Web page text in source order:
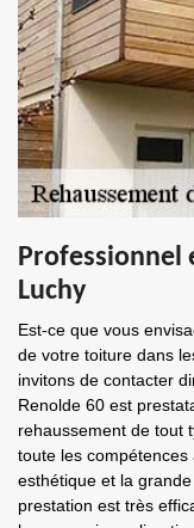
Professionnel
Luchy
Est-ce que vous
de votre toiture dans
invitons de contacter
Renolde 60 est
rehaussement de tout
toute les
esthétique et la
prestation est très